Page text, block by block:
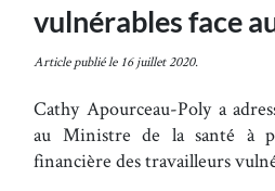
vulnérables face
Article publié le 16 juillet 2020.
Cathy Apourceau-Poly a
au Ministre de la santé à
financière des travailleurs